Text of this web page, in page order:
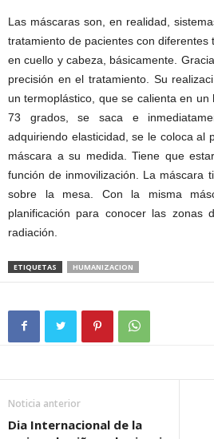
Las máscaras son, en realidad,
tratamiento de pacientes con diferentes
en cuello y cabeza, básicamente.
precisión en el tratamiento. Su
un termoplástico, que se calienta en
73 grados, se saca e
adquiriendo elasticidad, se le coloca al
máscara a su medida. Tiene que
función de inmovilización. La máscara
sobre la mesa. Con la misma
planificación para conocer las zonas
radiación.
ETIQUETAS HUMANIZACION
Noticia anterior
Dia Internacional de la